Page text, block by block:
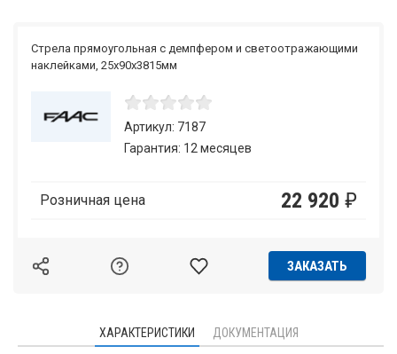
Стрела прямоугольная с демпфером и светоотражающими
наклейками, 25х90х3815мм
Артикул: 7187
Гарантия: 12 месяцев
Розничная цена 22 920 ₽
ЗАКАЗАТЬ
ХАРАКТЕРИСТИКИ ДОКУМЕНТАЦИЯ